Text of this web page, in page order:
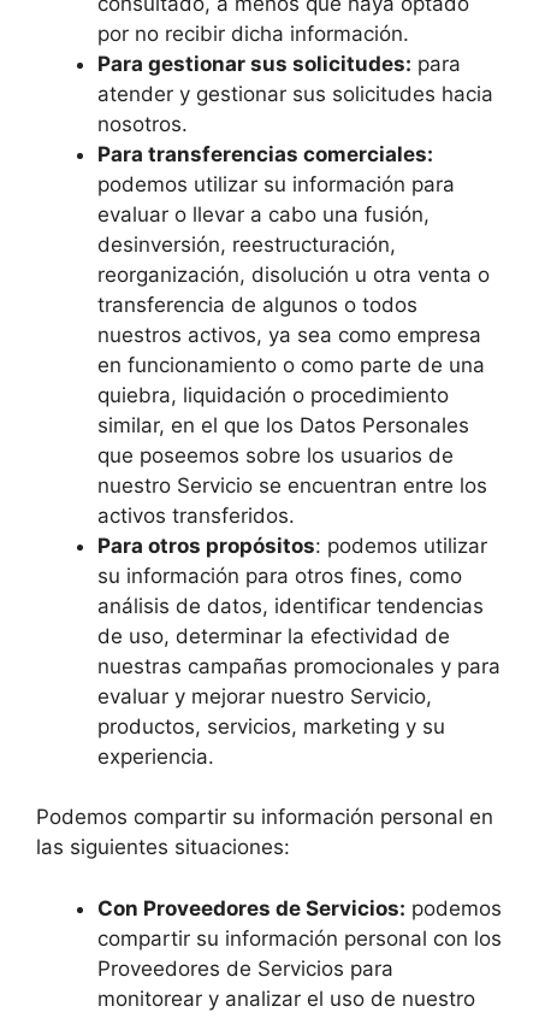
por no recibir dicha información.
Para gestionar sus solicitudes: para
atender y gestionar sus solicitudes hacia
nosotros.
Para transferencias comerciales:
podemos utilizar su información para
evaluar o llevar a cabo una fusión,
desinversión, reestructuración,
reorganización, disolución u otra venta o
transferencia de algunos o todos
nuestros activos, ya sea como empresa
en funcionamiento o como parte de una
quiebra, liquidación o procedimiento
similar, en el que los Datos Personales
que poseemos sobre los usuarios de
nuestro Servicio se encuentran entre los
activos transferidos.
Para otros propósitos: podemos utilizar
su información para otros fines, como
análisis de datos, identificar tendencias
de uso, determinar la efectividad de
nuestras campañas promocionales y para
evaluar y mejorar nuestro Servicio,
productos, servicios, marketing y su
experiencia.
Podemos compartir su información personal en
las siguientes situaciones:
Con Proveedores de Servicios: podemos
compartir su información personal con los
Proveedores de Servicios para
monitorear y analizar el uso de nuestro